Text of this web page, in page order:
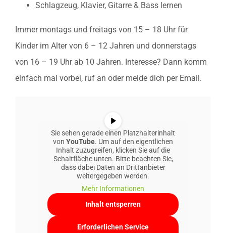
Schlagzeug, Klavier, Gitarre & Bass lernen
Immer montags und freitags von 15 – 18 Uhr für
Kinder im Alter von 6 – 12 Jahren und donnerstags
von 16 – 19 Uhr ab 10 Jahren. Interesse? Dann komm
einfach mal vorbei, ruf an oder melde dich per Email.
Sie sehen gerade einen Platzhalterinhalt
von YouTube. Um auf den eigentlichen
Inhalt zuzugreifen, klicken Sie auf die
Schaltfläche unten. Bitte beachten Sie,
dass dabei Daten an Drittanbieter
weitergegeben werden.
Mehr Informationen
Inhalt entsperren
Erforderlichen Service